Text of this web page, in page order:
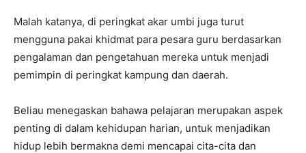
Malah katanya, di peringkat akar umbi juga turut
mengguna pakai khidmat para pesara guru berdasarkan
pengalaman dan pengetahuan mereka untuk menjadi
pemimpin di peringkat kampung dan daerah.
Beliau menegaskan bahawa pelajaran merupakan aspek
penting di dalam kehidupan harian, untuk menjadikan
hidup lebih bermakna demi mencapai cita-cita dan